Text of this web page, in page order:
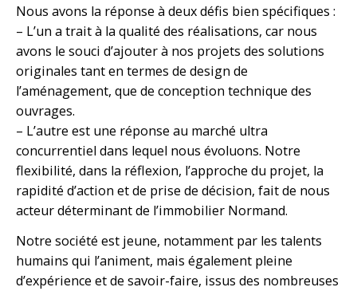
Nous avons la réponse à deux défis bien spécifiques :
– L’un a trait à la qualité des réalisations, car nous
avons le souci d’ajouter à nos projets des solutions
originales tant en termes de design de
l’aménagement, que de conception technique des
ouvrages.
– L’autre est une réponse au marché ultra
concurrentiel dans lequel nous évoluons. Notre
flexibilité, dans la réflexion, l’approche du projet, la
rapidité d’action et de prise de décision, fait de nous
acteur déterminant de l’immobilier Normand.
Notre société est jeune, notamment par les talents
humains qui l’animent, mais également pleine
d’expérience et de savoir-faire, issus des nombreuses